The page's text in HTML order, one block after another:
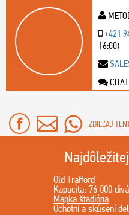
+421
16:00)
ZDIEĽAJ
Old Trafford
Kapacita: 76 000
Mapka štadióna
Ochotní a skúsení